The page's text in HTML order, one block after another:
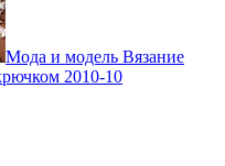
Мода и модель Вязание
2010-10